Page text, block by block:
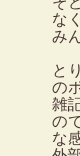
な
み
と
の
雑
の
な